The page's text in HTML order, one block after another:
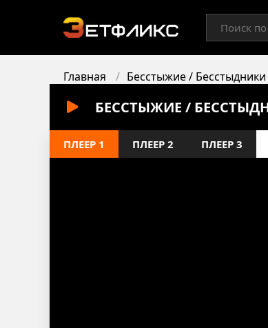
Главная Бесстыжие / Бесстыдники
БЕССТЫЖИЕ /
ПЛЕЕР 1 ПЛЕЕР 2 ПЛЕЕР 3